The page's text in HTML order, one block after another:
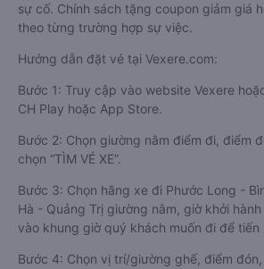
sự cố. Chính sách tặng coupon giảm giá
theo từng trường hợp sự việc.
Hướng dẫn đặt vé tại Vexere.com:
Bước 1: Truy cập vào website Vexere
CH Play hoặc App Store.
Bước 2: Chọn giường nằm điểm đi, điểm
chọn “TÌM VÉ XE”.
Bước 3: Chọn hãng xe đi Phước Long -
Hà - Quảng Trị giường nằm, giờ khởi
vào khung giờ quý khách muốn đi để tiến
Bước 4: Chọn vị trí/giường ghế, điểm